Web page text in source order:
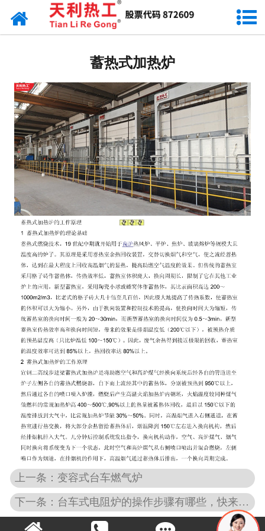
网站首页
产品常识
蓄热式加热炉
上一条：变容式台车燃气炉
下一条：台车式电阻炉的操作步骤有哪些，快来了解下